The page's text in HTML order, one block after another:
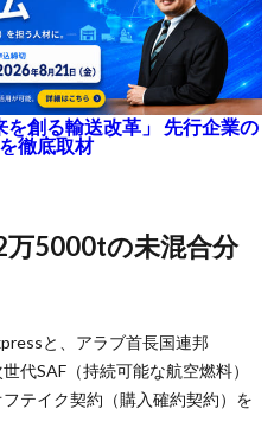
創る輸送改革」 先行企業の
徹底取材
と、アラブ首長国連邦
代SAF（持続可能な航空燃料）
テイク契約（購入確約契約）を